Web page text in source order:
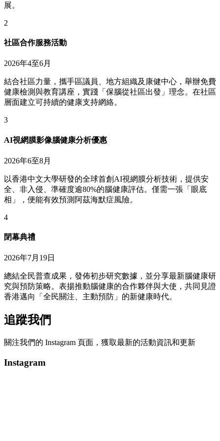
展。
2
社區合作服務活動
2026年4至6月
結合社區力量，攜手區議員、地方組織及康健中心，舉辦免費
健康檢測與教育講座，實踐「保腦從社區出發」理念。在社區
層面建立可持續的健康支持網絡。
3
AI視網膜影像腦健康分析優惠
2026年6至8月
以香港中文大學研發的全球首創AI視網膜分析技術，提供安
全、非入侵、準確度逾80%的腦健康評估。僅需一張「眼底
相」，便能有效預測阿茲海默症風險。
4
閉幕典禮
2026年7月19日
總結全民普查成果，發佈初步研究數據，並分享最新腦健康研
究與預防策略。表揚推動腦健康的合作夥伴與大使，共同見證
香港邁向「全民關注、主動預防」的新健康時代。
追蹤我們
關注我們的 Instagram 頁面，獲取最新的活動資訊和更新
Instagram